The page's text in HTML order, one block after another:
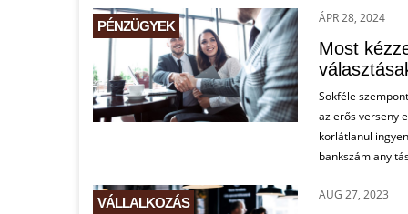
PÉNZÜGYEK
ÁPR 28, 2024
Most
Sokféle
az erős verseny
korlátlanul
VÁLLALKOZÁS
AUG 27, 2023